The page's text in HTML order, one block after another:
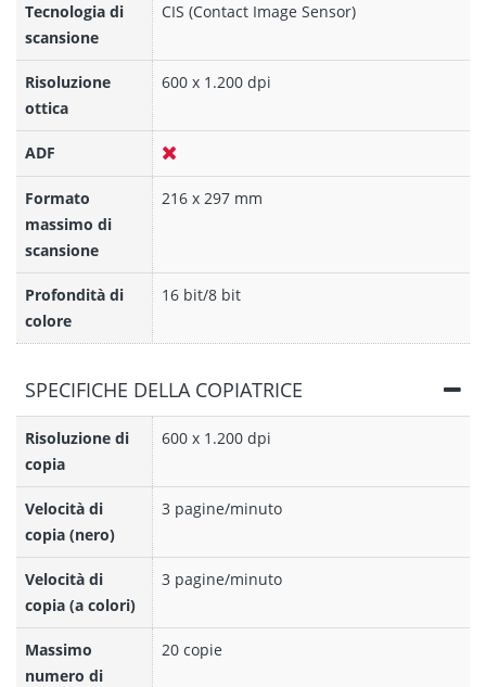
Tecnologia di
scansione
CIS (Contact Image Sensor)
Risoluzione
ottica
600 x 1.200 dpi
ADF
Formato
massimo di
scansione
216 x 297 mm
Profondità di
colore
16 bit/8 bit
SPECIFICHE DELLA COPIATRICE
Risoluzione di
copia
600 x 1.200 dpi
Velocità di
copia (nero)
3 pagine/minuto
Velocità di
copia (a colori)
3 pagine/minuto
Massimo
numero di
20 copie